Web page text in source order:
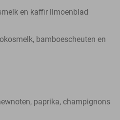
en kaffir limoenblad
bamboescheuten en
paprika, champignons